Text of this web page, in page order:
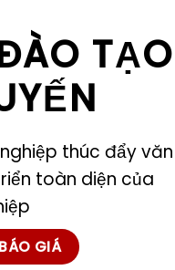
TẠO
thúc đẩy văn
toàn diện của
GIÁ